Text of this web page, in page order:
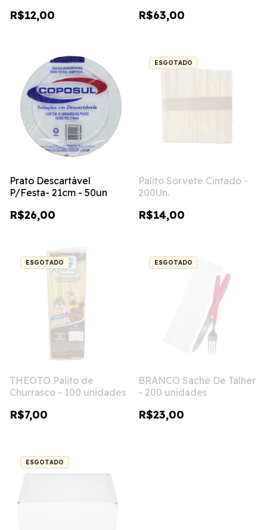
R$12,00 R$63,00
Prato Descartável
P/Festa- 21cm - 50un
R$26,00
ESGOTADO
Palito Sorvete Cintado -
200Un.
R$14,00
ESGOTADO
THEOTO Palito de
Churrasco - 100 unidades
R$7,00
ESGOTADO
BRANCO Sachê De Talher
- 200 unidades
R$23,00
ESGOTADO